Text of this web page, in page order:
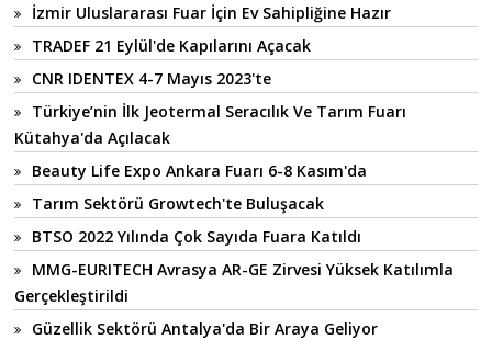
İzmir Uluslararası Fuar İçin Ev Sahipliğine Hazır
TRADEF 21 Eylül'de Kapılarını Açacak
CNR IDENTEX 4-7 Mayıs 2023'te
Türkiye’nin İlk Jeotermal Seracılık Ve Tarım Fuarı
Kütahya'da Açılacak
Beauty Life Expo Ankara Fuarı 6-8 Kasım'da
Tarım Sektörü Growtech'te Buluşacak
BTSO 2022 Yılında Çok Sayıda Fuara Katıldı
MMG-EURITECH Avrasya AR-GE Zirvesi Yüksek Katılımla
Gerçekleştirildi
Güzellik Sektörü Antalya'da Bir Araya Geliyor